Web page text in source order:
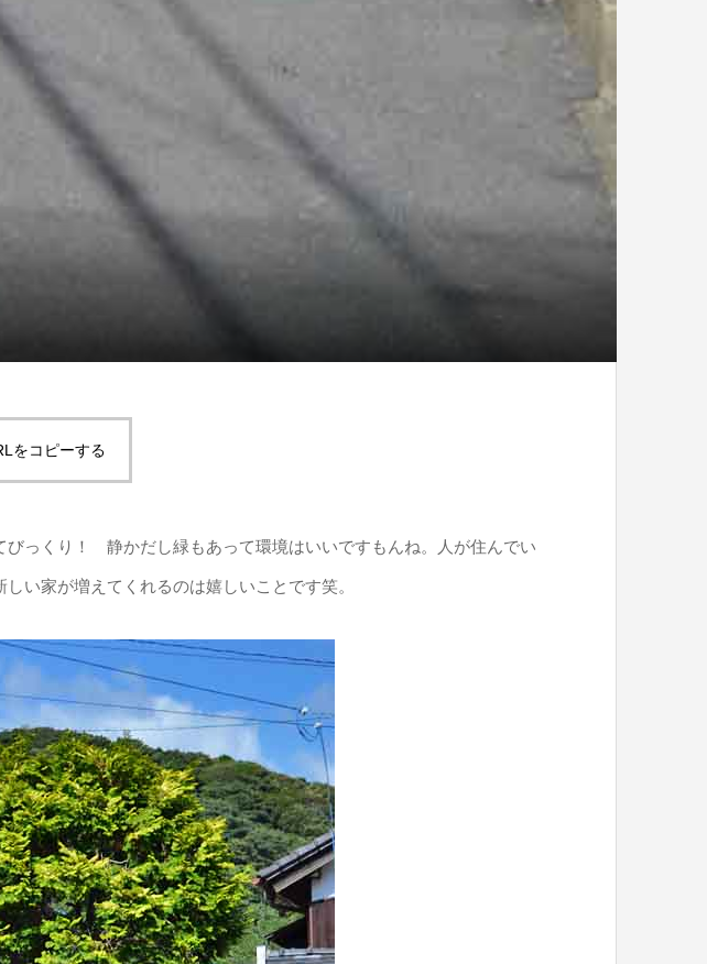
をコピーする
っくり！ 静かだし緑もあって環境はいいですもんね。人が住んでい
い家が増えてくれるのは嬉しいことです笑。